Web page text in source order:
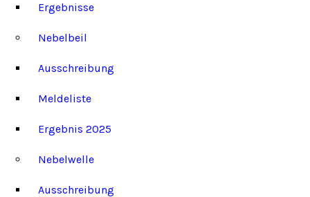
Ergebnisse
Nebelbeil
Ausschreibung
Meldeliste
Ergebnis 2025
Nebelwelle
Ausschreibung